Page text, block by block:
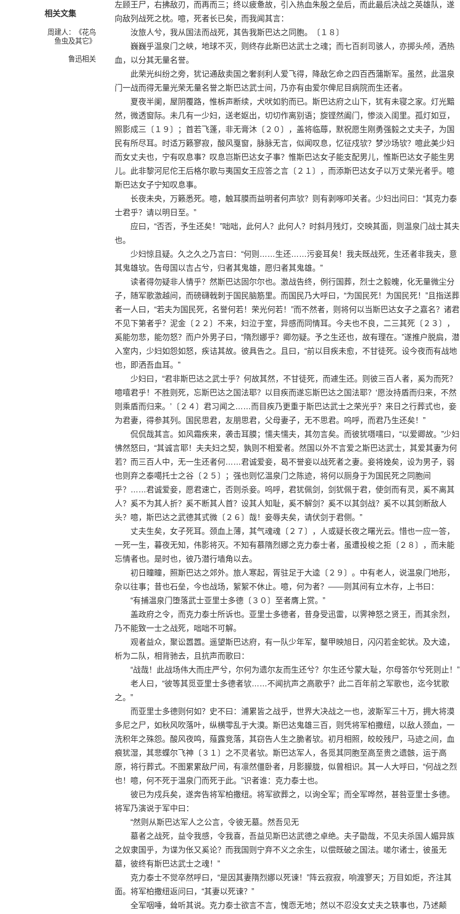
相关文集
周建人：《花鸟
鱼虫及其它》
鲁迅相关
左顾王尸，右拂敌刃，而再而三；终以疲惫故，引入热血朱殷之垒后，而此最后决战之英雄队，遂
向敌列战死之枕。噫，死者长已矣，而我闻其言：
汝旅人兮，我从国法而战死，其告我斯巴达之同胞。〔１８〕
巍巍乎温泉门之峡，地球不灭，则终存此斯巴达武士之魂；而七百刹司骇人，亦掷头颅，洒热
血，以分其无量名誉。
此荣光纠纷之旁，犹记通敌卖国之奢刹利人爱飞得，降敌乞命之四百西蒲斯军。虽然，此温泉
门一战而得无量光荣无量名誉之斯巴达武士间，乃亦有由爱尔俾尼目病院而生还者。
夏夜半阑，屋阴覆路，惟柝声断续，犬吠如豹而已。斯巴达府之山下，犹有未寝之家。灯光黯
然，微透窗际。未几有一少妇，送老妪出，切切作离别语；旋铿然阖门，惨淡入闺里。孤灯如豆，
照影成三〔１９〕；首若飞蓬，非无膏沐〔２０〕，盖将临蓐，默祝愿生刚勇强毅之丈夫子，为国
民有所尽耳。时适万籁寥寂，酸风戛窗，脉脉无言，似闻叹息，忆征戍欤？梦沙场欤？噫此美少妇
而女丈夫也，宁有叹息事？叹息岂斯巴达女子事？惟斯巴达女子能支配男儿，惟斯巴达女子能生男
儿。此非黎河尼佗王后格尔歌与夷国女王应答之言〔２１〕，而添斯巴达女子以万丈荣光者乎。噫
斯巴达女子宁知叹息事。
长夜未央，万籁悉死。噫，触耳膜而益明者何声欤？则有剥啄叩关者。少妇出问曰：“其克力泰
士君乎？请以明日至。”
应曰，“否否，予生还矣！”咄咄，此何人？此何人？时斜月残灯，交映其面，则温泉门战士其夫
也。
少妇惊且疑。久之久之乃言曰：“何则……生还……污妾耳矣！我夫既战死，生还者非我夫，意
其鬼雄欤。告母国以吉占兮，归者其鬼雄，愿归者其鬼雄。”
读者得勿疑非人情乎？然斯巴达固尔尔也。激战告终，例行国葬，烈士之毅魄，化无量微尘分
子，随军歌激越间，而磅礴戟刺于国民脑筋里。而国民乃大呼曰，“为国民死！为国民死！”且指送葬
者一人曰，“若夫为国民死，名誉何若！荣光何若！”而不然者，则将何以当斯巴达女子之嘉名？诸君
不见下第者乎？泥金〔２２〕不来，妇泣于室，异感而同情耳。今夫也不良，二三其死〔２３〕，
奚能勿悲，能勿怒？而户外男子曰，“隋烈娜乎？卿勿疑。予之生还也，故有理在。”遂推户脱扃，潜
入室内，少妇如怨如怒，疾诘其故。彼具告之。且曰，“前以目疾未愈，不甘徒死。设今夜而有战地
也，即洒吾血耳。”
少妇曰，“君非斯巴达之武士乎？何故其然，不甘徒死，而遽生还。则彼三百人者，奚为而死？
噫嘻君乎！不胜则死，忘斯巴达之国法耶？以目疾而遂忘斯巴达之国法耶？‘愿汝持盾而归来，不然
则乘盾而归来。’〔２４〕君习闻之……而目疾乃更重于斯巴达武士之荣光乎？来日之行葬式也，妾
为君妻，得参其列。国民思君，友朋思君，父母妻子，无不思君。呜呼，而君乃生还矣！”
侃侃哉其言。如风霜疾来，袭击耳膜；懦夫懦夫，其勿言矣。而彼犹嗫嚅曰，“以爱卿故。”少妇
怫然怒曰，“其诚言耶！夫夫妇之契，孰则不相爱者。然国以外不言爱之斯巴达武士，其爱其妻为何
若？而三百人中，无一生还者何……君诚爱妾，曷不誉妾以战死者之妻。妾将娩矣，设为男子，弱
也则弃之泰噶托士之谷〔２５〕；强也则忆温泉门之陈迹，将何以厕身于为国民死之同胞间
乎？……君诚爱妾，愿君速亡，否则杀妾。呜呼，君犹佩剑，剑犹佩于君，使剑而有灵，奚不离其
人？奚不为其人折？奚不断其人首？设其人知耻，奚不解剑？奚不以其剑战？奚不以其剑断敌人
头？噫，斯巴达之武德其式微〔２６〕哉！妾辱夫矣，请伏剑于君侧。”
丈夫生矣，女子死耳。颈血上薄，其气魂魂〔２７〕，人或疑长夜之曙光云。惜也一应一答，
一死一生，暮夜无知，伟影将灭。不知有慕隋烈娜之克力泰士者，虽遭投梭之拒〔２８〕，而未能
忘情者也。是时也，彼乃潜行墙角以去。
初日瞳瞳，照斯巴达之郊外。旅人寒起，胥驻足于大逵〔２９〕。中有老人，说温泉门地形，
杂以往事；昔也石垒，今也战场，絮絮不休止。噫，何为者？——则其间有立木存，上书曰：
“有捕温泉门堕落武士亚里士多德〔３０〕至者膺上赏。”
盖政府之令，而克力泰士所诉也。亚里士多德者，昔身受迅雷，以霁神怒之贤王，而其余烈，
乃不能致一士之战死，咄咄不可解。
观者益众，聚讼嚣嚣。遥望斯巴达府，有一队少年军，鍪甲映旭日，闪闪若金蛇状。及大逵，
析为二队，相背驰去，且抗声而歌曰：
“战哉！此战场伟大而庄严兮，尔何为遗尔友而生还兮？尔生还兮蒙大耻，尔母答尔兮死则止！”
老人曰，“彼等其觅亚里士多德者欤……不闻抗声之高歌乎？此二百年前之军歌也，迄今犹歌
之。”
而亚里士多德则何如？史不曰：浦累皆之战乎，世界大决战之一也，波斯军三十万，拥大将漠
多尼之尸，如秋风吹落叶，纵横零乱于大漠。斯巴达鬼雄三百，则凭将军柏撒纽，以敌人颈血，一
洗积年之殊怨。酸风夜鸣，薤露竞落，其窃告人生之脆者欤。初月相照，皎皎残尸，马迹之间，血
痕犹湿，其悲蝶尔飞神〔３１〕之不灵者欤。斯巴达军人，各觅其同胞至高至贵之遗骸，运于高
原，将行葬式。不图累累敌尸间，有凛然僵卧者，月影朦胧，似曾相识。其一人大呼曰，“何战之烈
也！噫，何不死于温泉门而死于此。”识者谁：克力泰士也。
彼已为戍兵矣，遂奔告将军柏撒纽。将军欲葬之，以询全军；而全军哗然，甚咎亚里士多德。
将军乃演说于军中曰：
“然则从斯巴达军人之公言，令彼无墓。然吾见无
墓者之战死，益令我感，令我喜，吾益见斯巴达武德之卓绝。夫子勖哉，不见夫杀国人媚异族
之奴隶国乎，为谍为伥又奚论？而我国则宁弃不义之余生，以偿既破之国法。嗟尔诸士，彼虽无
墓，彼终有斯巴达武士之魂！”
克力泰士不觉卒然呼曰，“是因其妻隋烈娜以死谏！”阵云寂寂，响渡寥天；万目如炬，齐注其
面。将军柏撒纽返问曰，“其妻以死谏？”
全军咽唾，耸听其说。克力泰士欲言不言，愧恧无地；然以不忍没女丈夫之轶事也，乃述颠